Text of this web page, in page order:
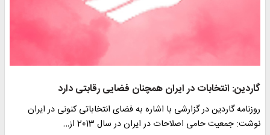
گاردین: انتخابات در ایران همچنان فضایی رقابتی دارد
روزنامه گاردین در گزارشی با اشاره به فضای انتخاباتی کنونی در ایران
نوشت: جمعیت حامی اصلاحات در ایران در سال 2013 از…